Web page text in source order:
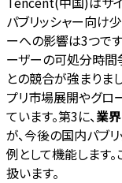
パブリッシャー向け
ーへの影響は3つです
ーザーの可処分時間
との競合が強まりまし
プリ市場展開やグロ
ています。第3に、業
が、今後の国内パブ
例として機能しま
扱います。